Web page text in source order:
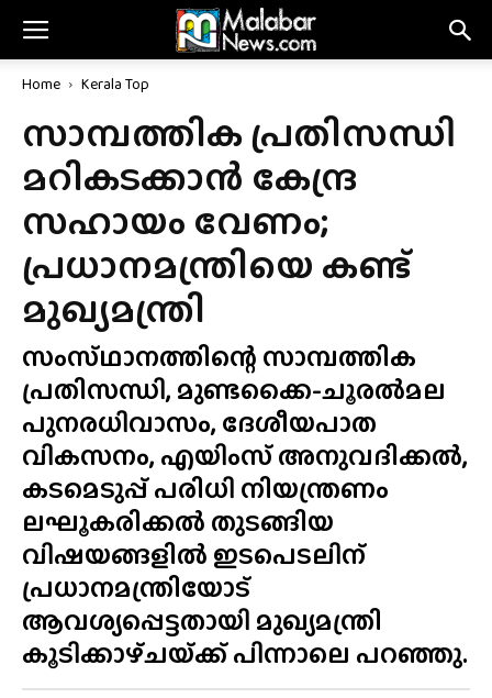
Home Kerala Top
സാമ്പത്തിക പ്രതിസന്ധി
മറികടക്കാൻ കേന്ദ്ര
സഹായം വേണം;
പ്രധാനമന്ത്രിയെ കണ്ട്
മുഖ്യമന്ത്രി
സംസ്‌ഥാനത്തിന്റെ സാമ്പത്തിക
പ്രതിസന്ധി, മുണ്ടക്കൈ-ചൂരൽമല
പുനരധിവാസം, ദേശീയപാത
വികസനം, എയിംസ് അനുവദിക്കൽ,
കടമെടുപ്പ് പരിധി നിയന്ത്രണം
ലഘൂകരിക്കൽ തുടങ്ങിയ
വിഷയങ്ങളിൽ ഇടപെടലിന്
പ്രധാനമന്ത്രിയോട്
ആവശ്യപ്പെട്ടതായി മുഖ്യമന്ത്രി
കൂടിക്കാഴ്‌ചയ്‌ക്ക്‌ പിന്നാലെ പറഞ്ഞു.